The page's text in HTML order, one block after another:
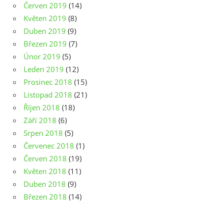
Červen 2019 (14)
Květen 2019 (8)
Duben 2019 (9)
Březen 2019 (7)
Únor 2019 (5)
Leden 2019 (12)
Prosinec 2018 (15)
Listopad 2018 (21)
Říjen 2018 (18)
Září 2018 (6)
Srpen 2018 (5)
Červenec 2018 (1)
Červen 2018 (19)
Květen 2018 (11)
Duben 2018 (9)
Březen 2018 (14)